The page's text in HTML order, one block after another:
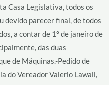
Casa Legislativa, todos os
devido parecer final, de todos
a contar de 1º de janeiro de
das duas
de Máquinas.-Pedido de
do Vereador Valerio Lawall,